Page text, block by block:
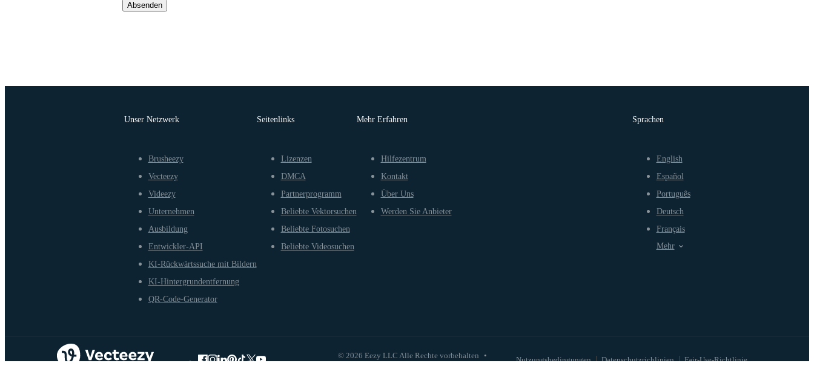
Absenden
Unser Netzwerk
Brusheezy
Vecteezy
Videezy
Unternehmen
Ausbildung
Entwickler-API
KI-Rückwärtssuche mit Bildern
KI-Hintergrundentfernung
QR-Code-Generator
Seitenlinks
Lizenzen
DMCA
Partnerprogramm
Beliebte Vektorsuchen
Beliebte Fotosuchen
Beliebte Videosuchen
Mehr Erfahren
Hilfezentrum
Kontakt
Über Uns
Werden Sie Anbieter
© 2026 Eezy LLC Alle Rechte vorbehalten • Nutzungsbedingungen Datenschutzrichlinien Fair-Use-Richtlinie
Sprachen
English
Español
Português
Deutsch
Français
Mehr